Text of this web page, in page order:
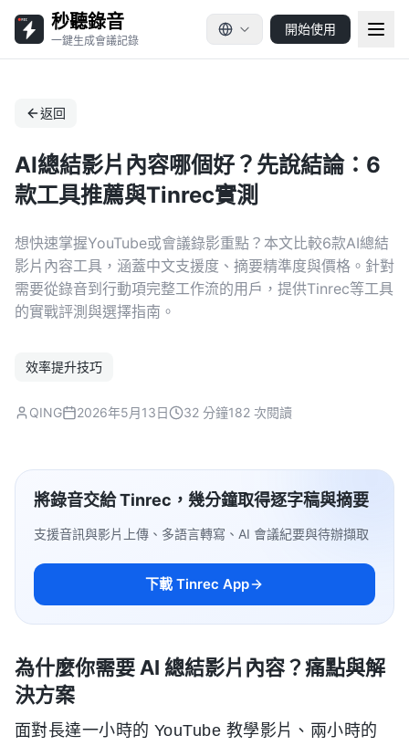
秒聽錄音
一鍵生成會議記錄
開始使用
返回
AI總結影片內容哪個好？先說結論：6
款工具推薦與Tinrec實測
想快速掌握YouTube或會議錄影重點？本文比較6款AI總結
影片內容工具，涵蓋中文支援度、摘要精準度與價格。針對
需要從錄音到行動項完整工作流的用戶，提供Tinrec等工具
的實戰評測與選擇指南。
效率提升技巧
QING 2026年5月13日 32 分鐘182 次閱讀
將錄音交給 Tinrec，幾分鐘取得逐字稿與摘要
支援音訊與影片上傳、多語言轉寫、AI 會議紀要與待辦擷取
下載 Tinrec App
為什麼你需要 AI 總結影片內容？痛點與解
決方案
面對長達一小時的 YouTube 教學影片、兩小時的